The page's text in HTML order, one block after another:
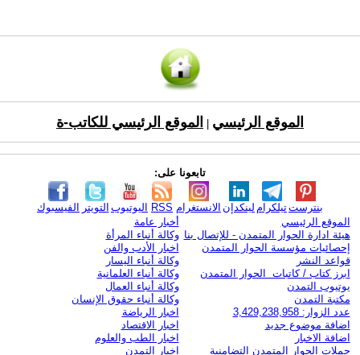
الموقع الرئيسي الموقع الرئيسي للكاتب-ة
تابعونا على:
الفيسبوك التويتر اليوتيوب RSS الانستغرام لينكدإن تيلكرامبنترست
الموقع الرئيسي
هيئة ادارة الحوار المتمدن - للإتصال بنا
إحصائيات مؤسسة الحوار المتمدن
قواعد النشر
ابرز كتاب / كاتبات الحوار المتمدن
يوتيوب التمدن
مكتبة التمدن
عدد الزوار: 3,429,238,958
اضافة موضوع جديد
اضافة الاخبار
حملات الحوار المتمدن التضامنية
أخبار عامة
وكالة أنباء المرأة
اخبار الأدب والفن
وكالة أنباء اليسار
وكالة أنباء العلمانية
وكالة أنباء العمال
وكالة أنباء حقوق الإنسان
اخبار الرياضة
اخبار الاقتصاد
اخبار الطب والعلوم
اخبار التمدن